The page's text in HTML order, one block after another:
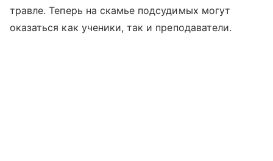
травле. Теперь на скамье подсудимых могут
оказаться как ученики, так и преподаватели.